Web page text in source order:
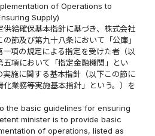
of Operations to
Supply)
供給確保基本指針に基づき、株式会社
節及び第九十八条において「公庫」
一項の規定による指定を受けた者（以
五項において「指定金融機関」とい
実施に関する基本指針（以下この節に
業務等実施基本指針」という。）を
the basic guidelines for ensuring
minister is to provide basic
of operations, listed as